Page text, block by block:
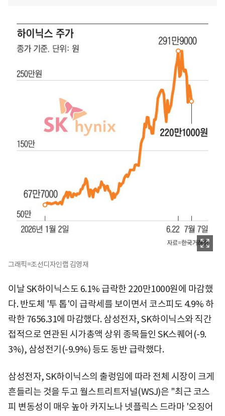
그래픽=조선디자인랩 김영재
이날 SK하이닉스도 6.1% 급락한 220만1000원에 마감했
다. 반도체 '투 톱'이 급락세를 보이면서 코스피도 4.9% 하
락한 7656.31에 마감했다. 삼성전자, SK하이닉스와 직간
접적으로 연관된 시가총액 상위 종목들인 SK스퀘어(-9.
3%), 삼성전기(-9.9%) 등도 동반 급락했다.
삼성전자, SK하이닉스의 출렁임에 따라 전체 시장이 크게
흔들리는 것을 두고 월스트리트저널(WSJ)은 "최근 코스
피 변동성이 매우 높아 카지노나 넷플릭스 드라마 '오징어